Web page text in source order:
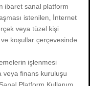
ibaret sanal platform
istenilen, İnternet
veya tüzel kişi
koşullar çerçevesinde
işlenmesi
veya finans kuruluşu